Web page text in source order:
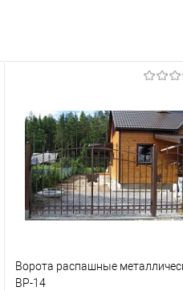
Ворота распашные
ВР-14